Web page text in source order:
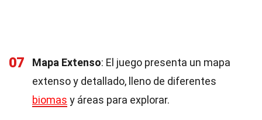
07 Mapa Extenso: El juego presenta un mapa
extenso y detallado, lleno de diferentes
biomas y áreas para explorar.